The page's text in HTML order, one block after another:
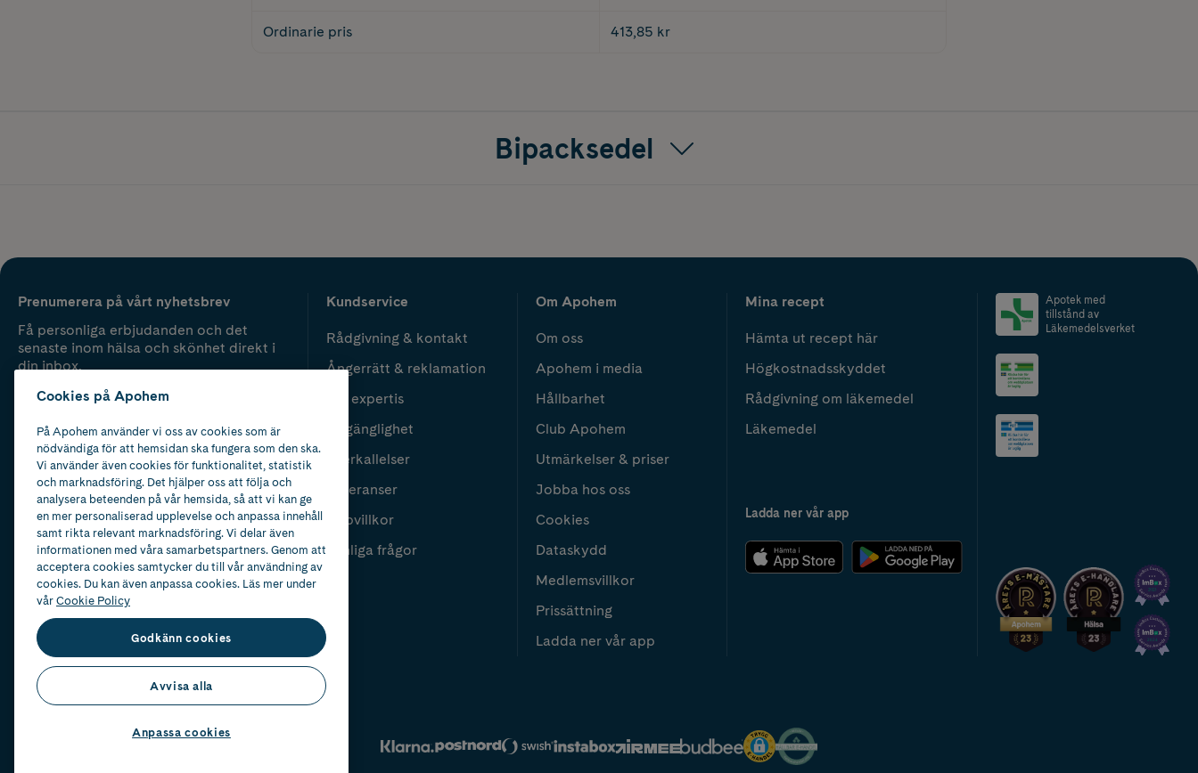
Ordinarie pris 413,85 kr
Bipacksedel
Prenumerera på vårt nyhetsbrev
Få personliga erbjudanden och det
senaste inom hälsa och skönhet direkt i
din inbox.
Kundservice
Rådgivning & kontakt
Ångerrätt & reklamation
Vår expertis
Tillgänglighet
Återkallelser
Leveranser
Köpvillkor
Vanliga frågor
Om Apohem
Om oss
Apohem i media
Hållbarhet
Club Apohem
Utmärkelser & priser
Jobba hos oss
Cookies
Dataskydd
Medlemsvillkor
Prissättning
Ladda ner vår app
Mina recept
Hämta ut recept här
Högkostnadsskyddet
Rådgivning om läkemedel
Läkemedel
Ladda ner vår app
Apotek med
tillstånd av
Läkemedelsverket
2024
Cookies på Apohem
På Apohem använder vi oss av cookies som är
nödvändiga för att hemsidan ska fungera som den ska.
Vi använder även cookies för funktionalitet, statistik
och marknadsföring. Det hjälper oss att följa och
analysera beteenden på vår hemsida, så att vi kan ge
en mer personaliserad upplevelse och anpassa innehåll
samt rikta relevant marknadsföring. Vi delar även
informationen med våra samarbetspartners. Genom att
acceptera cookies samtycker du till vår användning av
cookies. Du kan även anpassa cookies. Läs mer under
vårCookie Policy
Godkänn cookies
Avvisa alla
Anpassa cookies